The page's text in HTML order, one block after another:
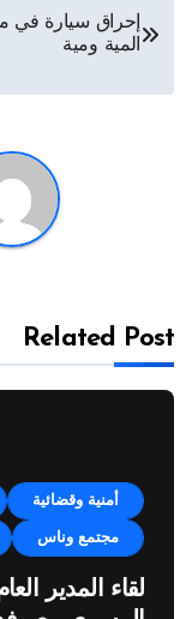
تصفّح
إحراق سيارة في
المية ومية
Related Post
أمنية وقضائية
مجتمع وناس
لقاء المدير